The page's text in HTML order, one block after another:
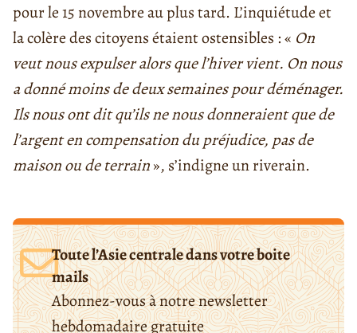
pour le 15 novembre au plus tard. L’inquiétude et
la colère des citoyens étaient ostensibles : « On
veut nous expulser alors que l’hiver vient. On nous
a donné moins de deux semaines pour déménager.
Ils nous ont dit qu’ils ne nous donneraient que de
l’argent en compensation du préjudice, pas de
maison ou de terrain», s’indigne un riverain.
Toute l’Asie centrale dans votre boite
mails
Abonnez-vous à notre newsletter
hebdomadaire gratuite